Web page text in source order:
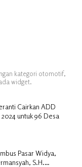
kategori otomotif,
widget.
Cairkan ADD
untuk 96 Desa
Pasar Widya,
S.H.